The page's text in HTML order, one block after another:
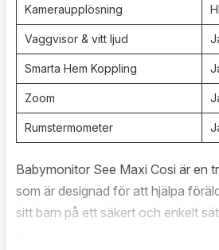
videokvalitet, rörelsedetektering
rumstemperaturövervakning ger
att ha full kontroll och koll på sitt
sig.
Kameraupplösning
Vaggvisor & vitt ljud
Smarta Hem Koppling
Zoom
Rumstermometer
Babymonitor See Maxi Cosi är en
som är designad för att hjälpa
sitt barn på ett säkert och enkelt